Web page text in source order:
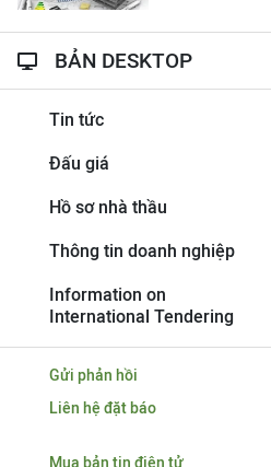
BẢN DESKTOP
Tin tức
Đấu giá
Hồ sơ nhà thầu
Thông tin doanh nghiệp
Information on
International Tendering
Gửi phản hồi
Liên hệ đặt báo
Mua bản tin điện tử